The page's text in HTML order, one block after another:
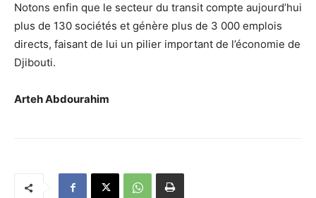
Notons enfin que le secteur du transit compte aujourd’hui
plus de 130 sociétés et génère plus de 3 000 emplois
directs, faisant de lui un pilier important de l’économie de
Djibouti.
Arteh Abdourahim